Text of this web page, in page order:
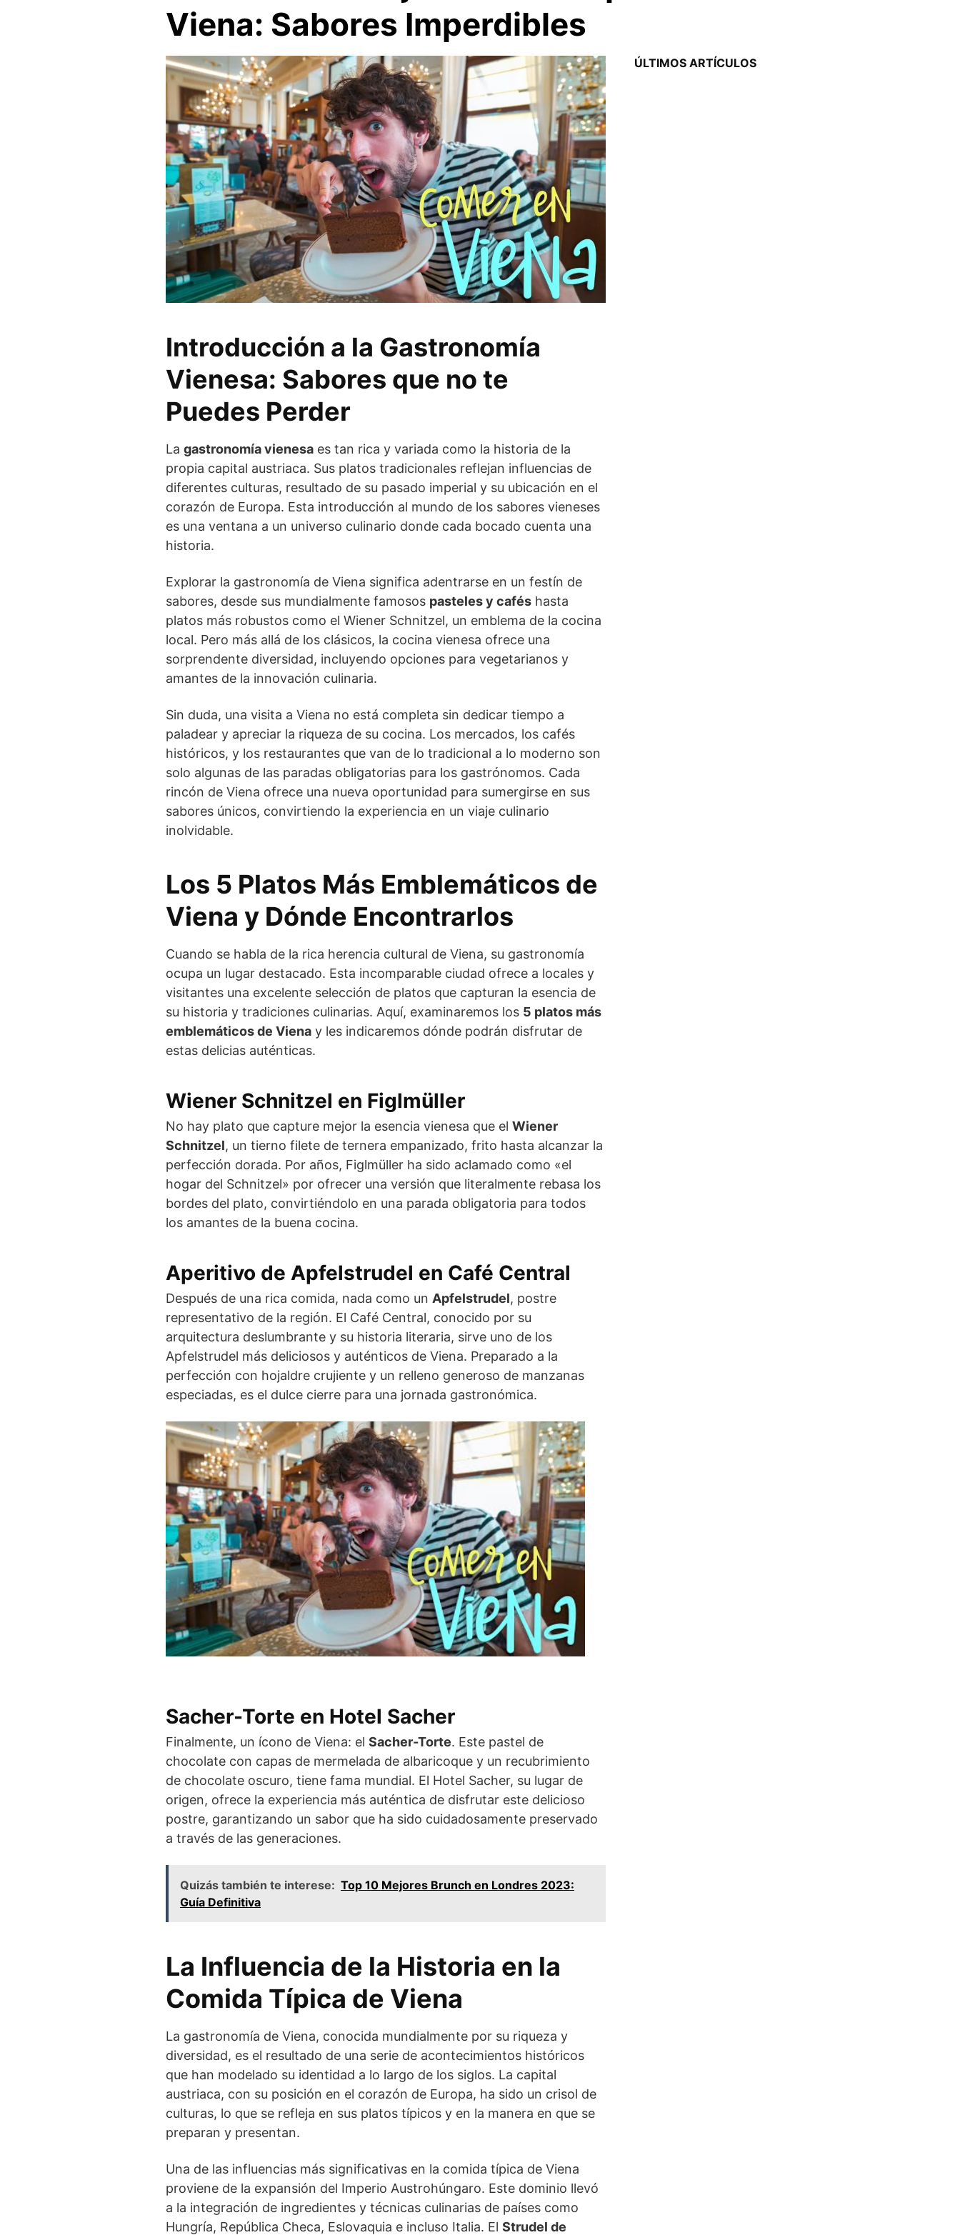
Viena: Sabores Imperdibles
Introducción a la Gastronomía
Vienesa: Sabores que no te
Puedes Perder
La gastronomía vienesa es tan rica y variada como la historia de la
propia capital austriaca. Sus platos tradicionales reflejan influencias de
diferentes culturas, resultado de su pasado imperial y su ubicación en el
corazón de Europa. Esta introducción al mundo de los sabores vieneses
es una ventana a un universo culinario donde cada bocado cuenta una
historia.
Explorar la gastronomía de Viena significa adentrarse en un festín de
sabores, desde sus mundialmente famosos pasteles y cafés hasta
platos más robustos como el Wiener Schnitzel, un emblema de la cocina
local. Pero más allá de los clásicos, la cocina vienesa ofrece una
sorprendente diversidad, incluyendo opciones para vegetarianos y
amantes de la innovación culinaria.
Sin duda, una visita a Viena no está completa sin dedicar tiempo a
paladear y apreciar la riqueza de su cocina. Los mercados, los cafés
históricos, y los restaurantes que van de lo tradicional a lo moderno son
solo algunas de las paradas obligatorias para los gastrónomos. Cada
rincón de Viena ofrece una nueva oportunidad para sumergirse en sus
sabores únicos, convirtiendo la experiencia en un viaje culinario
inolvidable.
Los 5 Platos Más Emblemáticos de
Viena y Dónde Encontrarlos
Cuando se habla de la rica herencia cultural de Viena, su gastronomía
ocupa un lugar destacado. Esta incomparable ciudad ofrece a locales y
visitantes una excelente selección de platos que capturan la esencia de
su historia y tradiciones culinarias. Aquí, examinaremos los 5 platos más
emblemáticos de Viena y les indicaremos dónde podrán disfrutar de
estas delicias auténticas.
Wiener Schnitzel en Figlmüller
No hay plato que capture mejor la esencia vienesa que el Wiener
Schnitzel, un tierno filete de ternera empanizado, frito hasta alcanzar la
perfección dorada. Por años, Figlmüller ha sido aclamado como «el
hogar del Schnitzel» por ofrecer una versión que literalmente rebasa los
bordes del plato, convirtiéndolo en una parada obligatoria para todos
los amantes de la buena cocina.
Aperitivo de Apfelstrudel en Café Central
Después de una rica comida, nada como un Apfelstrudel, postre
representativo de la región. El Café Central, conocido por su
arquitectura deslumbrante y su historia literaria, sirve uno de los
Apfelstrudel más deliciosos y auténticos de Viena. Preparado a la
perfección con hojaldre crujiente y un relleno generoso de manzanas
especiadas, es el dulce cierre para una jornada gastronómica.
Sacher-Torte en Hotel Sacher
Finalmente, un ícono de Viena: el Sacher-Torte. Este pastel de
chocolate con capas de mermelada de albaricoque y un recubrimiento
de chocolate oscuro, tiene fama mundial. El Hotel Sacher, su lugar de
origen, ofrece la experiencia más auténtica de disfrutar este delicioso
postre, garantizando un sabor que ha sido cuidadosamente preservado
a través de las generaciones.
Quizás también te interese: Top 10 Mejores Brunch en Londres 2023:
Guía Definitiva
La Influencia de la Historia en la
Comida Típica de Viena
La gastronomía de Viena, conocida mundialmente por su riqueza y
diversidad, es el resultado de una serie de acontecimientos históricos
que han modelado su identidad a lo largo de los siglos. La capital
austriaca, con su posición en el corazón de Europa, ha sido un crisol de
culturas, lo que se refleja en sus platos típicos y en la manera en que se
preparan y presentan.
Una de las influencias más significativas en la comida típica de Viena
proviene de la expansión del Imperio Austrohúngaro. Este dominio llevó
a la integración de ingredientes y técnicas culinarias de países como
Hungría, República Checa, Eslovaquia e incluso Italia. El Strudel de
ÚLTIMOS ARTÍCULOS